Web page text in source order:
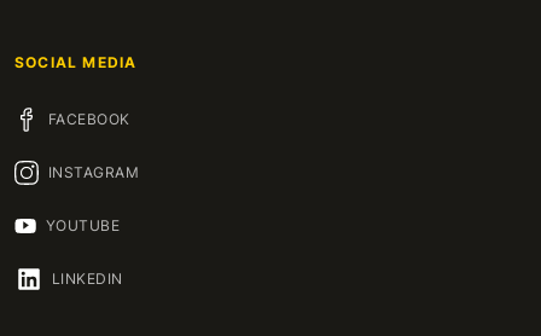
SOCIAL MEDIA
FACEBOOK
INSTAGRAM
YOUTUBE
LINKEDIN